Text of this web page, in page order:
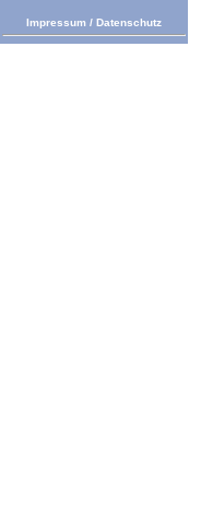
Impressum / Datenschutz